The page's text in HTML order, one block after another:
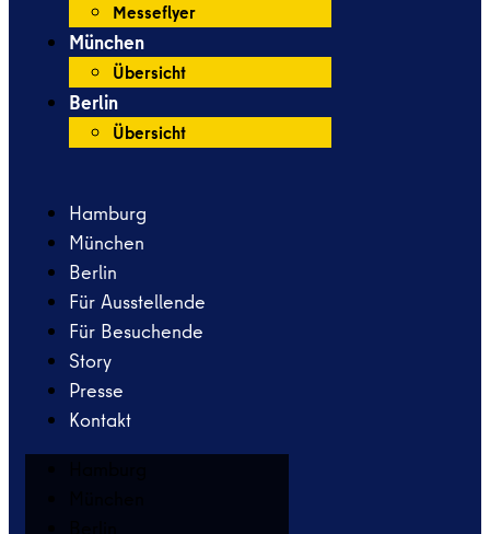
Messeflyer
München
Übersicht
Berlin
Übersicht
Hamburg
München
Berlin
Für Ausstellende
Für Besuchende
Story
Presse
Kontakt